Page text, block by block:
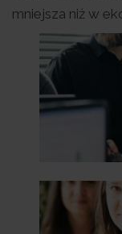
mniejsza niż w